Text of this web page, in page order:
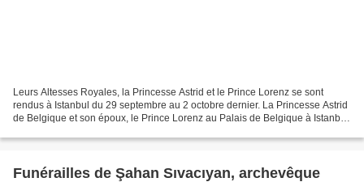
Leurs Altesses Royales, la Princesse Astrid et le Prince Lorenz se sont
rendus à Istanbul du 29 septembre au 2 octobre dernier. La Princesse Astrid
de Belgique et son époux, le Prince Lorenz au Palais de Belgique à Istanbul
Funérailles de Şahan Sıvacıyan, archevêque